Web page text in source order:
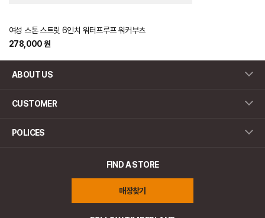
여성 스톤 스트릿 6인치 워터프루프 워커부츠
278,000 원
ABOUT US
CUSTOMER
POLICES
FIND A STORE
매장찾기